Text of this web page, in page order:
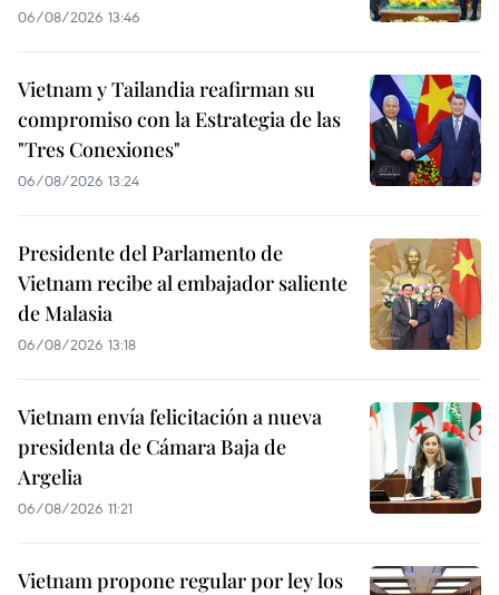
06/08/2026 13:46
Vietnam y Tailandia reafirman su
compromiso con la Estrategia de las
"Tres Conexiones"
06/08/2026 13:24
Presidente del Parlamento de
Vietnam recibe al embajador saliente
de Malasia
06/08/2026 13:18
Vietnam envía felicitación a nueva
presidenta de Cámara Baja de
Argelia
06/08/2026 11:21
Vietnam propone regular por ley los